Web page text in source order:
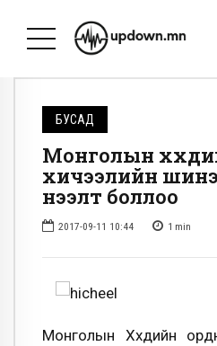
БУСАД
Монголын
хичээлийн
нээлт боллоо
2017-09-11 10:44 1 min
Монголын Хүүхдийн